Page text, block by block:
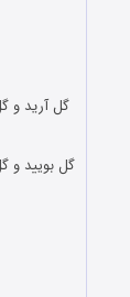
گل آرید و
گل بویید و